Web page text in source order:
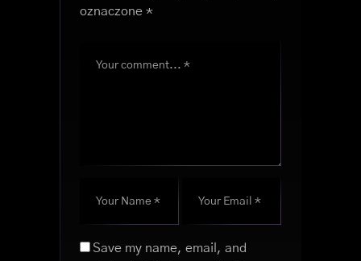
oznaczone *
Save my name, email, and